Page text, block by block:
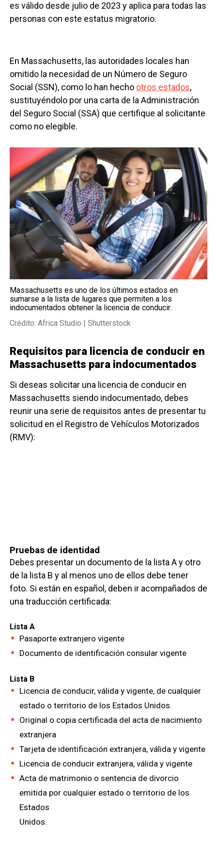
es válido desde julio de 2023 y aplica para todas las
personas con este estatus migratorio.
En Massachusetts, las autoridades locales han
omitido la necesidad de un Número de Seguro
Social (SSN), como lo han hecho otros estados,
sustituyéndolo por una carta de la Administración
del Seguro Social (SSA) que certifique al solicitante
como no elegible.
Massachusetts es uno de los últimos estados en
sumarse a la lista de lugares que permiten a los
indocumentados obtener la licencia de conducir.
Crédito: Africa Studio | Shutterstock
Requisitos para licencia de conducir en
Massachusetts para indocumentados
Si deseas solicitar una licencia de conducir en
Massachusetts siendo indocumentado, debes
reunir una serie de requisitos antes de presentar tu
solicitud en el Registro de Vehículos Motorizados
(RMV):
Pruebas de identidad
Debes presentar un documento de la lista A y otro
de la lista B y al menos uno de ellos debe tener
foto. Si están en español, deben ir acompañados de
una traducción certificada:
Lista A
Pasaporte extranjero vigente
Documento de identificación consular vigente
Lista B
Licencia de conducir, válida y vigente, de cualquier
estado o territorio de los Estados Unidos.
Original o copia certificada del acta de nacimiento
extranjera
Tarjeta de identificación extranjera, válida y vigente
Licencia de conducir extranjera, válida y vigente
Acta de matrimonio o sentencia de divorcio
emitida por cualquier estado o territorio de los
Estados
Unidos.